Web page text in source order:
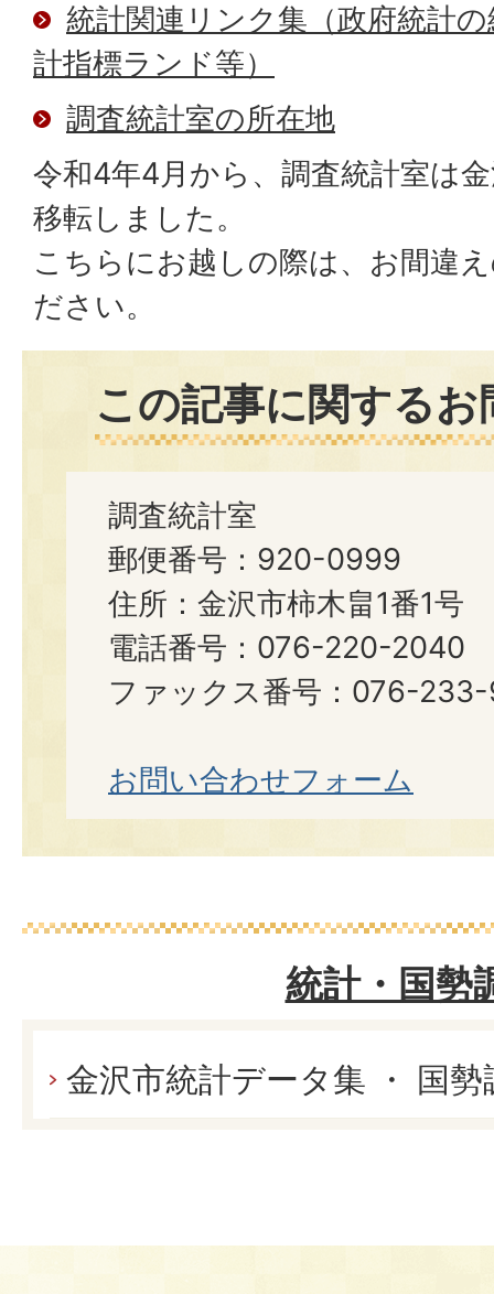
統計関連リンク集（政府統計
計指標ランド等）
調査統計室の所在地
令和4年4月から、調査統計室は
移転しました。
こちらにお越しの際は、お間違
ださい。
この記事に関する
調査統計室
郵便番号：920-0999
住所：金沢市柿木畠1番1号
電話番号：076-220-2040
ファックス番号：076-
お問い合わせフォーム
統計・国勢
金沢市統計データ集 ・ 国勢